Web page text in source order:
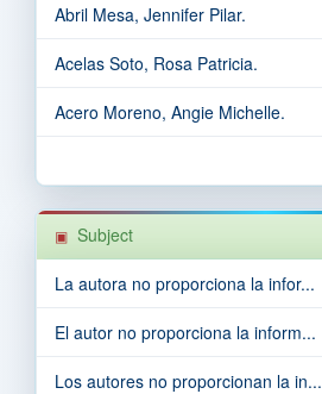
Abril Mesa, Jennifer Pilar.
Acelas Soto, Rosa Patricia.
Acero Moreno, Angie Michelle.
Subject
La autora no proporciona la infor...
El autor no proporciona la inform...
Los autores no proporcionan la in...